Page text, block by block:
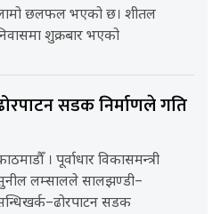
छलफल भएको छ। शीतल
शुक्रबार भएको
सडक निर्माणले गति
। पूर्वाधार विकासमन्त्री
लम्सालले सालझण्डी–
सडक